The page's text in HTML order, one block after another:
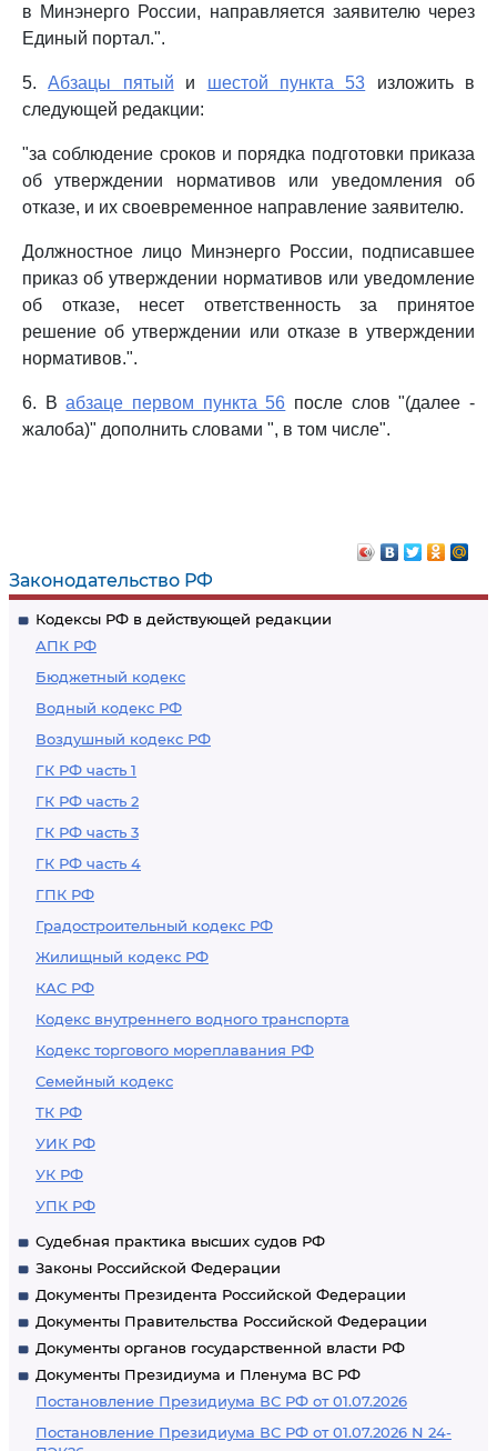
Законодательство РФ
Кодексы РФ в действующей редакции
АПК РФ
Бюджетный кодекс
Водный кодекс РФ
Воздушный кодекс РФ
ГК РФ часть 1
ГК РФ часть 2
ГК РФ часть 3
ГК РФ часть 4
ГПК РФ
Градостроительный кодекс РФ
Жилищный кодекс РФ
КАС РФ
Кодекс внутреннего водного транспорта
Кодекс торгового мореплавания РФ
Семейный кодекс
ТК РФ
УИК РФ
УК РФ
УПК РФ
Судебная практика высших судов РФ
Законы Российской Федерации
Документы Президента Российской Федерации
Документы Правительства Российской Федерации
Документы органов государственной власти РФ
Документы Президиума и Пленума ВС РФ
Постановление Президиума ВС РФ от 01.07.2026
Постановление Президиума ВС РФ от 01.07.2026 N 24-
в Минэнерго России, направляется заявителю через
Единый портал.".
5.Абзацы пятый и шестой пункта 53 изложить в
следующей редакции:
"за соблюдение сроков и порядка подготовки приказа
об утверждении нормативов или уведомления об
отказе, и их своевременное направление заявителю.
Должностное лицо Минэнерго России, подписавшее
приказ об утверждении нормативов или уведомление
об отказе, несет ответственность за принятое
решение об утверждении или отказе в утверждении
нормативов.".
6. Вабзаце первом пункта 56 после слов "(далее -
жалоба)" дополнить словами ", в том числе".